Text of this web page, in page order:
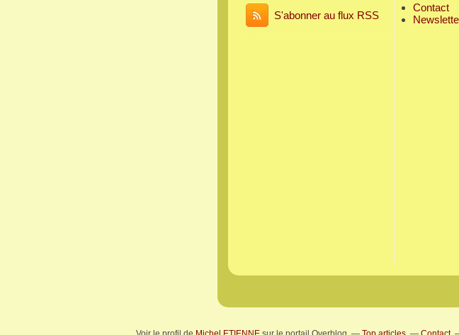
S'abonner au flux RSS
Contact